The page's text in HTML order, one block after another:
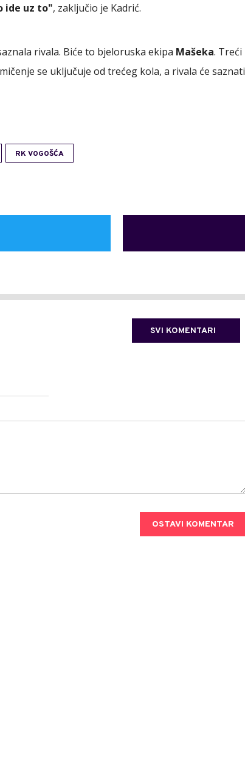
ide uz to", zaključio je Kadrić.
rivala. Biće to bjeloruska ekipa Mašeka. Treći
se uključuje od trećeg kola, a rivala će saznati
RK VOGOŠĆA
SVI KOMENTARI
OSTAVI KOMENTAR